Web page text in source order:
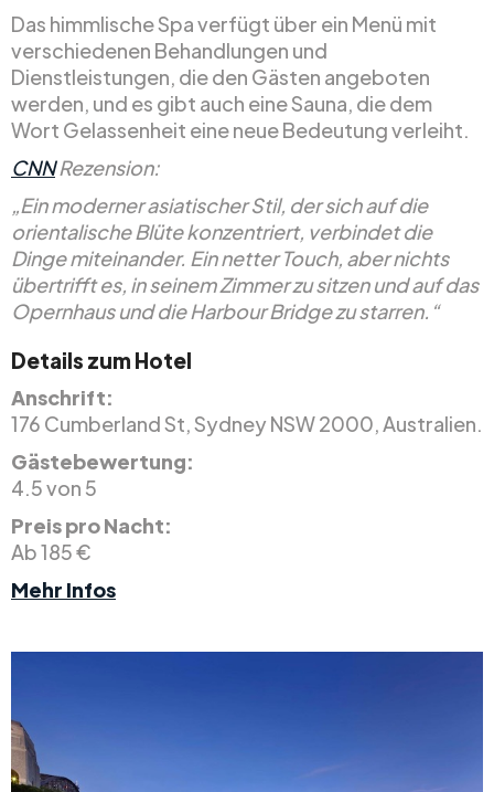
Das himmlische Spa verfügt über ein Menü mit
verschiedenen Behandlungen und
Dienstleistungen, die den Gästen angeboten
werden, und es gibt auch eine Sauna, die dem
Wort Gelassenheit eine neue Bedeutung verleiht.
CNNRezension:
„Ein moderner asiatischer Stil, der sich auf die
orientalische Blüte konzentriert, verbindet die
Dinge miteinander. Ein netter Touch, aber nichts
übertrifft es, in seinem Zimmer zu sitzen und auf das
Opernhaus und die Harbour Bridge zu starren.“
Details zum Hotel
Anschrift:
176 Cumberland St, Sydney NSW 2000, Australien.
Gästebewertung:
4.5 von 5
Preis pro Nacht:
Ab 185 €
Mehr Infos